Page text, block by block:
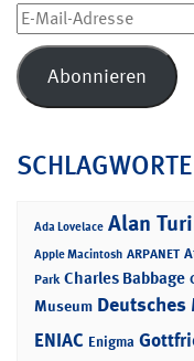
E-
Mail-
Adresse
Abonnieren
SCHLAGWORTE
Ada Lovelace Alan
Apple Macintosh ARPANET
Park Charles Babbage
Museum Deutsches
ENIAC Enigma